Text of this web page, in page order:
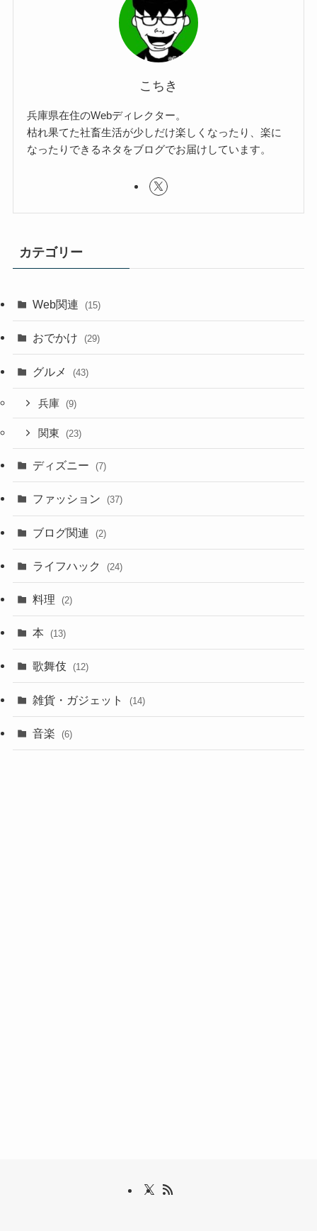
こちき
兵庫県在住のWebディレクター。
枯れ果てた社畜生活が少しだけ楽しくなったり、楽に
なったりできるネタをブログでお届けしています。
カテゴリー
Web関連 (15)
おでかけ (29)
グルメ (43)
兵庫 (9)
関東 (23)
ディズニー (7)
ファッション (37)
ブログ関連 (2)
ライフハック (24)
料理 (2)
本 (13)
歌舞伎 (12)
雑貨・ガジェット (14)
音楽 (6)